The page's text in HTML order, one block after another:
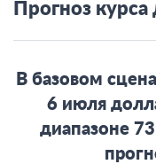
Прогноз
В базовом
6 июля
диапазоне